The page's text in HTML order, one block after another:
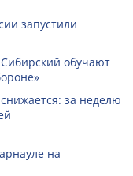
запустили
обучают
за неделю
на